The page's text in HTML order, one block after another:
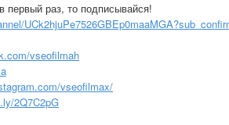
раз, то подписывайся!
vseofilmah
vseofilmax/
2Q7C2pG